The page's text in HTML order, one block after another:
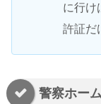
に行け
許証だ
警察ホー